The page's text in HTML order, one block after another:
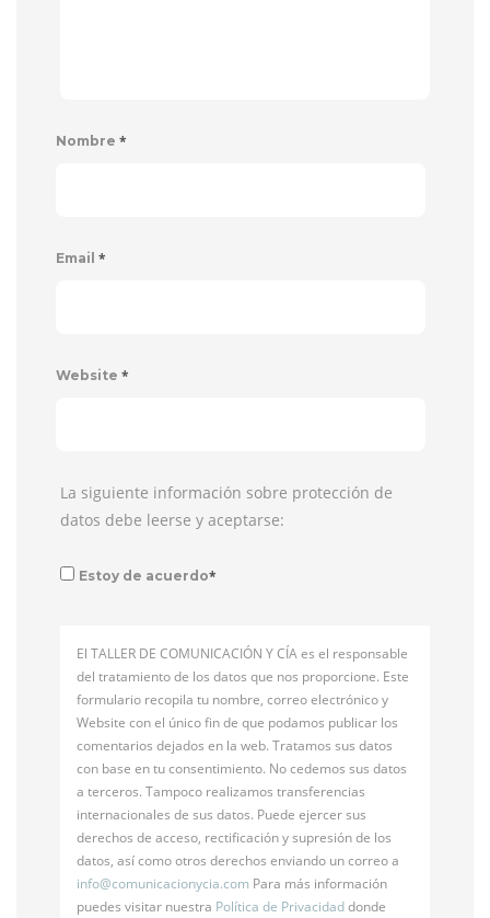
Nombre *
Email *
Website *
La siguiente información sobre protección de
datos debe leerse y aceptarse:
Estoy de acuerdo*
El TALLER DE COMUNICACIÓN Y CÍA es el responsable
del tratamiento de los datos que nos proporcione. Este
formulario recopila tu nombre, correo electrónico y
Website con el único fin de que podamos publicar los
comentarios dejados en la web. Tratamos sus datos
con base en tu consentimiento. No cedemos sus datos
a terceros. Tampoco realizamos transferencias
internacionales de sus datos. Puede ejercer sus
derechos de acceso, rectificación y supresión de los
datos, así como otros derechos enviando un correo a
info@comunicacionycia.com Para más información
puedes visitar nuestra Política de Privacidaddonde